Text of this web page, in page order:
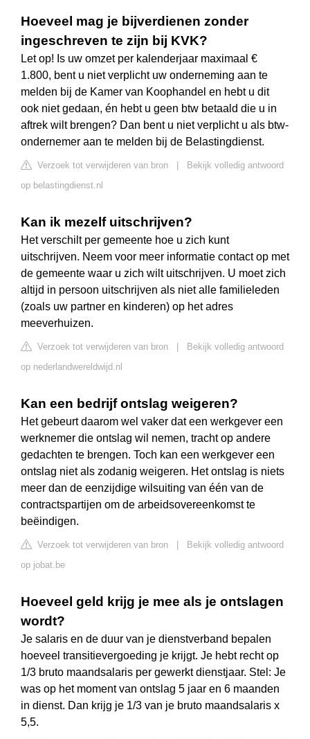
Hoeveel mag je bijverdienen zonder
ingeschreven te zijn bij KVK?
Let op! Is uw omzet per kalenderjaar maximaal €
1.800, bent u niet verplicht uw onderneming aan te
melden bij de Kamer van Koophandel en hebt u dit
ook niet gedaan, én hebt u geen btw betaald die u in
aftrek wilt brengen? Dan bent u niet verplicht u als btw-
ondernemer aan te melden bij de Belastingdienst.
Verzoek tot verwijderen van bron | Bekijk volledig antwoord
op belastingdienst.nl
Kan ik mezelf uitschrijven?
Het verschilt per gemeente hoe u zich kunt
uitschrijven. Neem voor meer informatie contact op met
de gemeente waar u zich wilt uitschrijven. U moet zich
altijd in persoon uitschrijven als niet alle familieleden
(zoals uw partner en kinderen) op het adres
meeverhuizen.
Verzoek tot verwijderen van bron | Bekijk volledig antwoord
op nederlandwereldwijd.nl
Kan een bedrijf ontslag weigeren?
Het gebeurt daarom wel vaker dat een werkgever een
werknemer die ontslag wil nemen, tracht op andere
gedachten te brengen. Toch kan een werkgever een
ontslag niet als zodanig weigeren. Het ontslag is niets
meer dan de eenzijdige wilsuiting van één van de
contractspartijen om de arbeidsovereenkomst te
beëindigen.
Verzoek tot verwijderen van bron | Bekijk volledig antwoord
op jobat.be
Hoeveel geld krijg je mee als je ontslagen
wordt?
Je salaris en de duur van je dienstverband bepalen
hoeveel transitievergoeding je krijgt. Je hebt recht op
1/3 bruto maandsalaris per gewerkt dienstjaar. Stel: Je
was op het moment van ontslag 5 jaar en 6 maanden
in dienst. Dan krijg je 1/3 van je bruto maandsalaris x
5,5.